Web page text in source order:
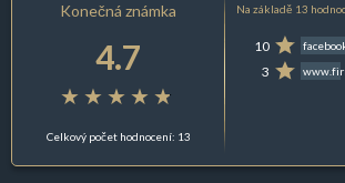
Konečná známka
4.7
Celkový počet hodnocení: 13
Na základě 13
10
3